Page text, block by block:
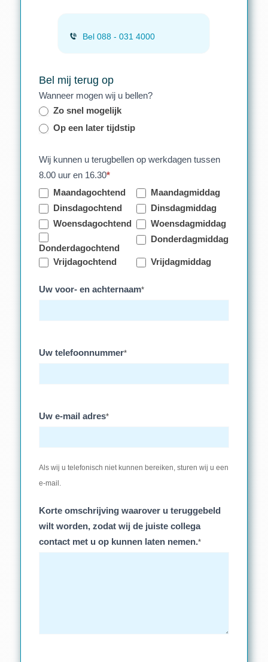
Bel 088 - 031 4000
Bel mij terug op
Wanneer mogen wij u bellen?
Zo snel mogelijk
Op een later tijdstip
Wij kunnen u terugbellen op werkdagen tussen
8.00 uur en 16.30*
Maandagochtend
Maandagmiddag
Dinsdagochtend
Dinsdagmiddag
Woensdagochtend
Woensdagmiddag
Donderdagochtend
Donderdagmiddag
Vrijdagochtend Vrijdagmiddag
Uw voor- en achternaam*
Uw telefoonnummer*
Uw e-mail adres*
Als wij u telefonisch niet kunnen bereiken, sturen wij u een
e-mail.
Korte omschrijving waarover u teruggebeld
wilt worden, zodat wij de juiste collega
contact met u op kunnen laten nemen.*